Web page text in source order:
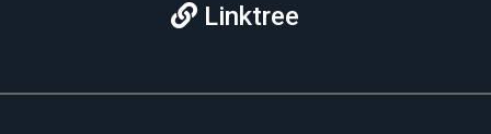
Linktree